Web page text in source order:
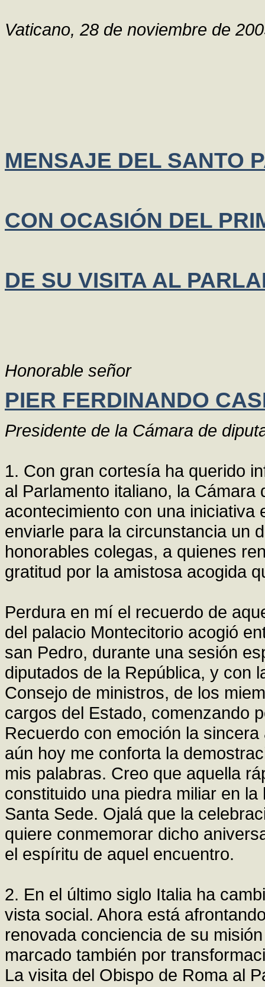
Vaticano, 28 de noviembre de
MENSAJE DEL SANTO
CON OCASIÓN DEL
DE SU VISITA AL
Honorable señor
PIER FERDINANDO
Presidente de la Cámara de
1. Con gran cortesía ha querido
al Parlamento italiano, la
acontecimiento con una
enviarle para la circunstancia un
honorables colegas, a quienes
gratitud por la amistosa acogida
Perdura en mí el recuerdo de
del palacio Montecitorio acogió
san Pedro, durante una sesión
diputados de la República, y con
Consejo de ministros, de los
cargos del Estado, comenzando
Recuerdo con emoción la
aún hoy me conforta la
mis palabras. Creo que aquella
constituido una piedra miliar en
Santa Sede. Ojalá que la
quiere conmemorar dicho
el espíritu de aquel encuentro.
2. En el último siglo Italia ha
vista social. Ahora está
renovada conciencia de su
marcado también por
La visita del Obispo de Roma al